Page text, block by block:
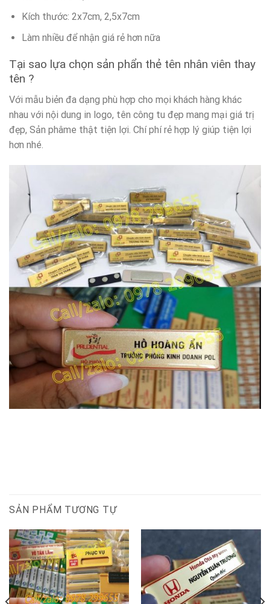
Kích thước: 2x7cm, 2,5x7cm
Làm nhiều để nhận giá rẻ hơn nữa
Tại sao lựa chọn sản phẩn thẻ tên nhân viên thay
tên ?
Với mẫu biẻn đa dạng phù hợp cho mọi khách hàng khác
nhau với nội dung in logo, tên công tu đẹp mang mại giá trị
đẹp, Sản phâme thật tiện lợi. Chí phí rẻ hợp lý giúp tiện lợi
hơn nhé.
SẢN PHẨM TƯƠNG TỰ